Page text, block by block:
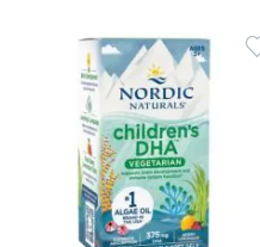
Dodaj do ulubionych